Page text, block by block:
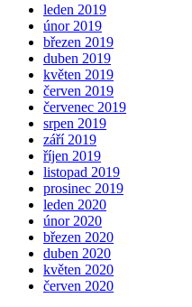
leden 2019
únor 2019
březen 2019
duben 2019
květen 2019
červen 2019
červenec 2019
srpen 2019
září 2019
říjen 2019
listopad 2019
prosinec 2019
leden 2020
únor 2020
březen 2020
duben 2020
květen 2020
červen 2020